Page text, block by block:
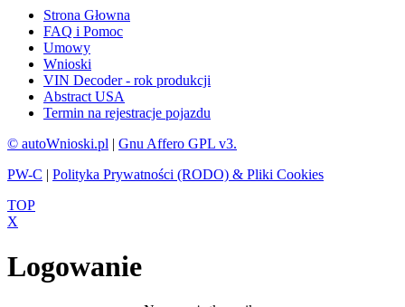
Strona Głowna
FAQ i Pomoc
Umowy
Wnioski
VIN Decoder - rok produkcji
Abstract USA
Termin na rejestracje pojazdu
© autoWnioski.pl | Gnu Affero GPL v3.
PW-C | Polityka Prywatności (RODO) & Pliki Cookies
TOP
X
Logowanie